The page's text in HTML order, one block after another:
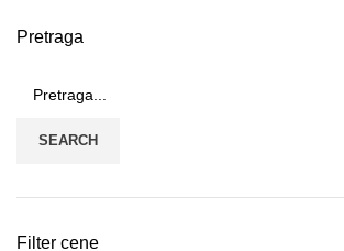
Pretraga
SEARCH
Filter cene